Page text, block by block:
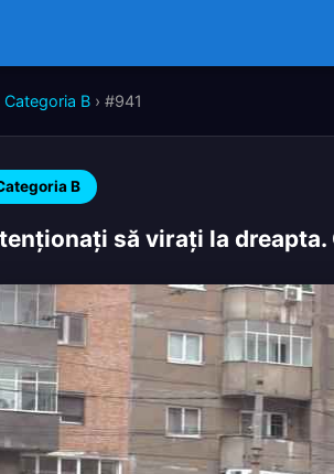
Categoria B › #941
B
să viraţi la dreapta.